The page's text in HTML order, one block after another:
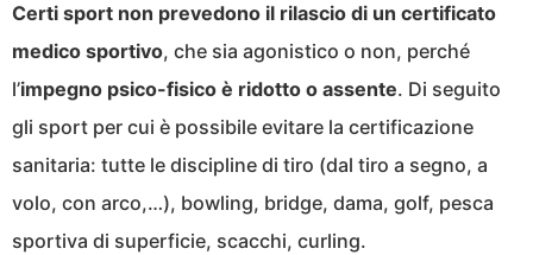
Certi sport non prevedono il rilascio di un certificato
medico sportivo, che sia agonistico o non, perché
l’impegno psico-fisico è ridotto o assente. Di seguito
gli sport per cui è possibile evitare la certificazione
sanitaria: tutte le discipline di tiro (dal tiro a segno, a
volo, con arco,…), bowling, bridge, dama, golf, pesca
sportiva di superficie, scacchi, curling.